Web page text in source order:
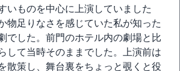
いものを中心に上演していました
物足りなさを感じていた私が知った
でした。前門のホテル内の劇場と比
して当時そのままでした。上演前は
散策し、舞台裏をちょっと覗くと役